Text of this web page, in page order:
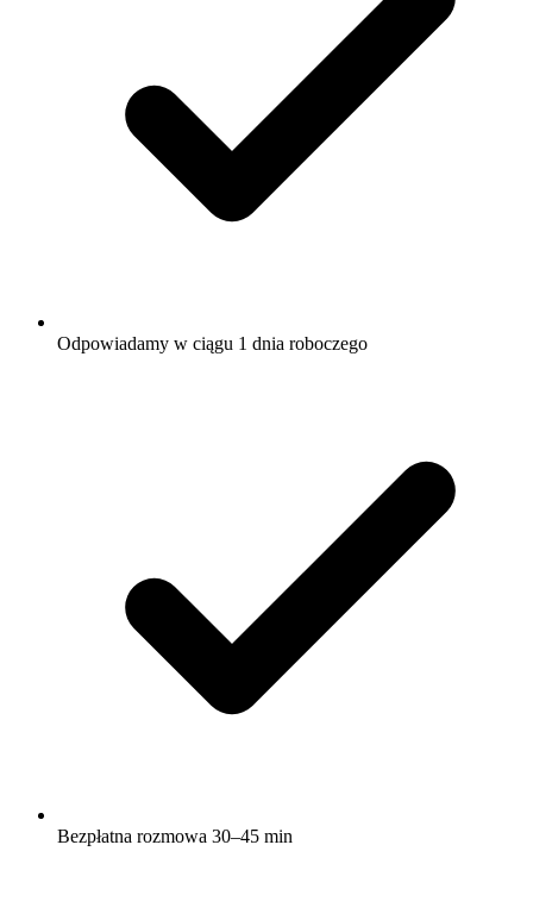
Odpowiadamy w ciągu 1 dnia roboczego
Bezpłatna rozmowa 30–45 min